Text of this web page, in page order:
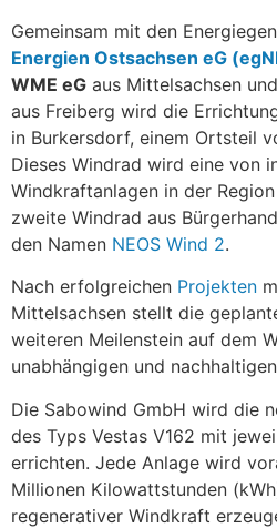
Gemeinsam mit den
Energien Ostsachsen eG
WME eG aus Mittelsachsen
aus Freiberg wird die
in Burkersdorf, einem Ortsteil
Dieses Windrad wird eine von
Windkraftanlagen in der
zweite Windrad aus
den Namen NEOS Wind 2.
Nach erfolgreichen Projekten
Mittelsachsen stellt die
weiteren Meilenstein auf dem
unabhängigen und
Die Sabowind GmbH wird die
des Typs Vestas V162 mit
errichten. Jede Anlage wird
Millionen Kilowattstunden
regenerativer Windkraft